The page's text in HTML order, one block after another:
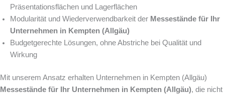
Präsentationsflächen und Lagerflächen
Modularität und Wiederverwendbarkeit der Messestände für Ihr
Unternehmen in Kempten (Allgäu)
Budgetgerechte Lösungen, ohne Abstriche bei Qualität und
Wirkung
Mit unserem Ansatz erhalten Unternehmen in Kempten (Allgäu)
Messestände für Ihr Unternehmen in Kempten (Allgäu), die nicht